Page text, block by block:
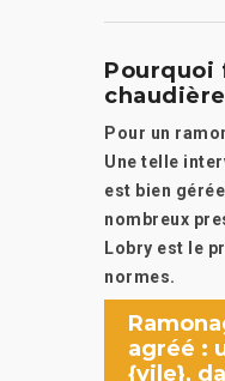
Pourquoi
Pour un
Une telle
est bien
nombreux
Lobry est le
normes.
agréé :
{vile},